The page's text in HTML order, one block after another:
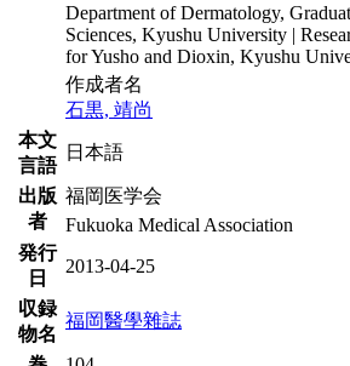
Department of Dermatology,
Sciences, Kyushu University |
for Yusho and Dioxin, Kyushu
作成者名
石黒, 靖尚
本文
言語
日本語
出版
者
福岡医学会
Fukuoka Medical Association
発行
日
2013-04-25
収録
物名
福岡醫學雜誌